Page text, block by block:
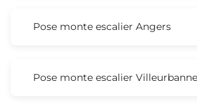
Pose monte escalier Angers
Pose monte escalier Villeurbanne